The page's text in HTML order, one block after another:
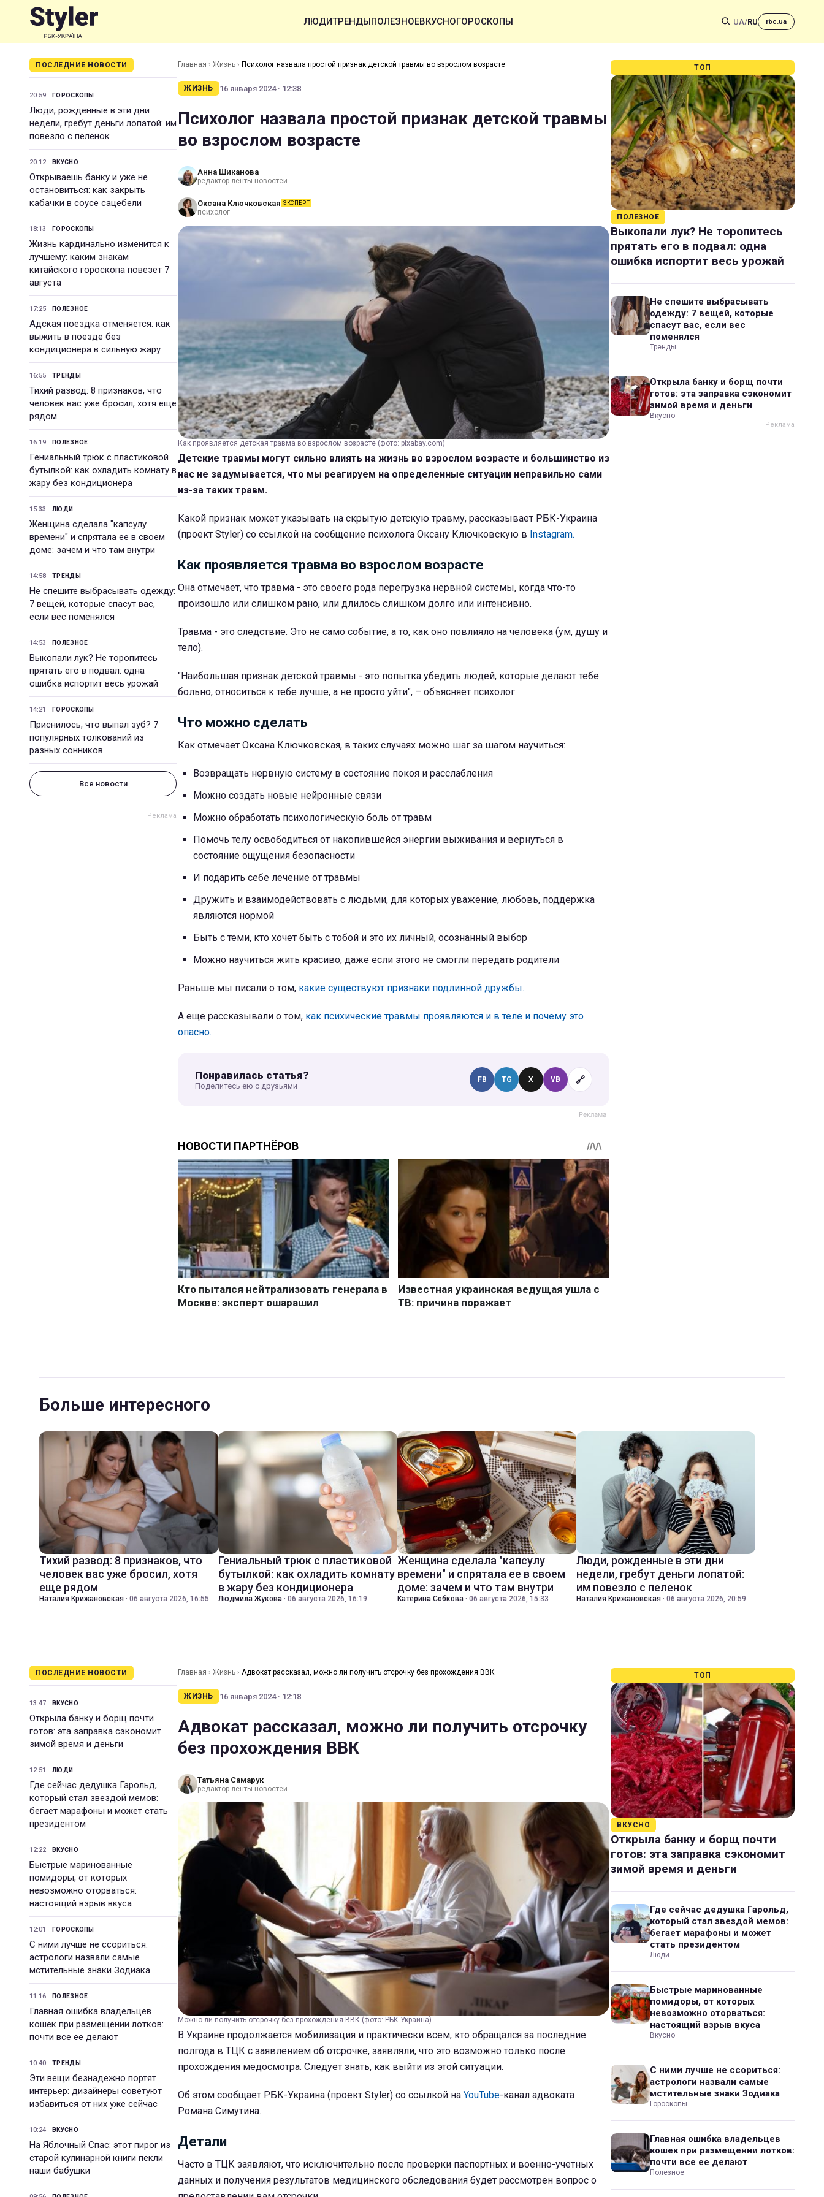
ЛЮДИТРЕНДЫПОЛЕЗНОЕВКУСНОГОРОСКОПЫ UA/RU rbc.ua
ПОСЛЕДНИЕ НОВОСТИ
20:59 ГОРОСКОПЫ
Люди, рожденные в эти дни
недели, гребут деньги лопатой: им
повезло с пеленок
20:12 ВКУСНО
Открываешь банку и уже не
остановиться: как закрыть
кабачки в соусе сацебели
18:13 ГОРОСКОПЫ
Жизнь кардинально изменится к
лучшему: каким знакам
китайского гороскопа повезет 7
августа
17:25 ПОЛЕЗНОЕ
Адская поездка отменяется: как
выжить в поезде без
кондиционера в сильную жару
16:55 ТРЕНДЫ
Тихий развод: 8 признаков, что
человек вас уже бросил, хотя еще
рядом
16:19 ПОЛЕЗНОЕ
Гениальный трюк с пластиковой
бутылкой: как охладить комнату в
жару без кондиционера
15:33 ЛЮДИ
Женщина сделала "капсулу
времени" и спрятала ее в своем
доме: зачем и что там внутри
14:58 ТРЕНДЫ
Не спешите выбрасывать одежду:
7 вещей, которые спасут вас,
если вес поменялся
14:53 ПОЛЕЗНОЕ
Выкопали лук? Не торопитесь
прятать его в подвал: одна
ошибка испортит весь урожай
14:21 ГОРОСКОПЫ
Приснилось, что выпал зуб? 7
популярных толкований из
разных сонников
Все новости
Главная › Жизнь › Психолог назвала простой признак детской травмы во взрослом возрасте
ЖИЗНЬ 16 января 2024 · 12:38
Психолог назвала простой признак детской травмы
во взрослом возрасте
Анна Шиканова
редактор ленты новостей
Оксана Ключковская ЭКСПЕРТ
психолог
Как проявляется детская травма во взрослом возрасте (фото: pixabay.com)
Детские травмы могут сильно влиять на жизнь во взрослом возрасте и большинство из
нас не задумывается, что мы реагируем на определенные ситуации неправильно сами
из-за таких травм.
Какой признак может указывать на скрытую детскую травму, рассказывает РБК-Украина
(проект Styler) со ссылкой на сообщение психолога Оксану Ключковскую в Instagram.
Как проявляется травма во взрослом возрасте
Она отмечает, что травма - это своего рода перегрузка нервной системы, когда что-то
произошло или слишком рано, или длилось слишком долго или интенсивно.
Травма - это следствие. Это не само событие, а то, как оно повлияло на человека (ум, душу и
тело).
"Наибольшая признак детской травмы - это попытка убедить людей, которые делают тебе
больно, относиться к тебе лучше, а не просто уйти", – объясняет психолог.
Что можно сделать
Как отмечает Оксана Ключковская, в таких случаях можно шаг за шагом научиться:
Возвращать нервную систему в состояние покоя и расслабления
Можно создать новые нейронные связи
Можно обработать психологическую боль от травм
Помочь телу освободиться от накопившейся энергии выживания и вернуться в
состояние ощущения безопасности
И подарить себе лечение от травмы
Дружить и взаимодействовать с людьми, для которых уважение, любовь, поддержка
являются нормой
Быть с теми, кто хочет быть с тобой и это их личный, осознанный выбор
Можно научиться жить красиво, даже если этого не смогли передать родители
Раньше мы писали о том, какие существуют признаки подлинной дружбы.
А еще рассказывали о том, как психические травмы проявляются и в теле и почему это
опасно.
Понравилась статья?
Поделитесь ею с друзьями
FB TG X VB 🔗
ТОП
ПОЛЕЗНОЕ
Выкопали лук? Не торопитесь
прятать его в подвал: одна
ошибка испортит весь урожай
Не спешите выбрасывать
одежду: 7 вещей, которые
спасут вас, если вес
поменялся
Тренды
Открыла банку и борщ почти
готов: эта заправка сэкономит
зимой время и деньги
Вкусно
Больше интересного
Тихий развод: 8 признаков, что
человек вас уже бросил, хотя
еще рядом
Наталия Крижановская · 06 августа 2026, 16:55
Гениальный трюк с пластиковой
бутылкой: как охладить комнату
в жару без кондиционера
Людмила Жукова · 06 августа 2026, 16:19
Женщина сделала "капсулу
времени" и спрятала ее в своем
доме: зачем и что там внутри
Катерина Собкова · 06 августа 2026, 15:33
Люди, рожденные в эти дни
недели, гребут деньги лопатой:
им повезло с пеленок
Наталия Крижановская · 06 августа 2026, 20:59
ПОСЛЕДНИЕ НОВОСТИ
13:47 ВКУСНО
Открыла банку и борщ почти
готов: эта заправка сэкономит
зимой время и деньги
12:51 ЛЮДИ
Где сейчас дедушка Гарольд,
который стал звездой мемов:
бегает марафоны и может стать
президентом
12:22 ВКУСНО
Быстрые маринованные
помидоры, от которых
невозможно оторваться:
настоящий взрыв вкуса
12:01 ГОРОСКОПЫ
С ними лучше не ссориться:
астрологи назвали самые
мстительные знаки Зодиака
11:16 ПОЛЕЗНОЕ
Главная ошибка владельцев
кошек при размещении лотков:
почти все ее делают
10:40 ТРЕНДЫ
Эти вещи безнадежно портят
интерьер: дизайнеры советуют
избавиться от них уже сейчас
10:24 ВКУСНО
На Яблочный Спас: этот пирог из
старой кулинарной книги пекли
наши бабушки
Главная › Жизнь › Адвокат рассказал, можно ли получить отсрочку без прохождения ВВК
ЖИЗНЬ 16 января 2024 · 12:18
Адвокат рассказал, можно ли получить отсрочку
без прохождения ВВК
Татьяна Самарук
редактор ленты новостей
Можно ли получить отсрочку без прохождения ВВК (фото: РБК-Украина)
В Украине продолжается мобилизация и практически всем, кто обращался за последние
полгода в ТЦК с заявлением об отсрочке, заявляли, что это возможно только после
прохождения медосмотра. Следует знать, как выйти из этой ситуации.
Об этом сообщает РБК-Украина (проект Styler) со ссылкой на YouTube-канал адвоката
Романа Симутина.
Детали
Часто в ТЦК заявляют, что исключительно после проверки паспортных и военно-учетных
данных и получения результатов медицинского обследования будет рассмотрен вопрос о
ТОП
ВКУСНО
Открыла банку и борщ почти
готов: эта заправка сэкономит
зимой время и деньги
Где сейчас дедушка Гарольд,
который стал звездой мемов:
бегает марафоны и может
стать президентом
Люди
Быстрые маринованные
помидоры, от которых
невозможно оторваться:
настоящий взрыв вкуса
Вкусно
С ними лучше не ссориться:
астрологи назвали самые
мстительные знаки Зодиака
Гороскопы
Главная ошибка владельцев
кошек при размещении лотков:
почти все ее делают
Полезное